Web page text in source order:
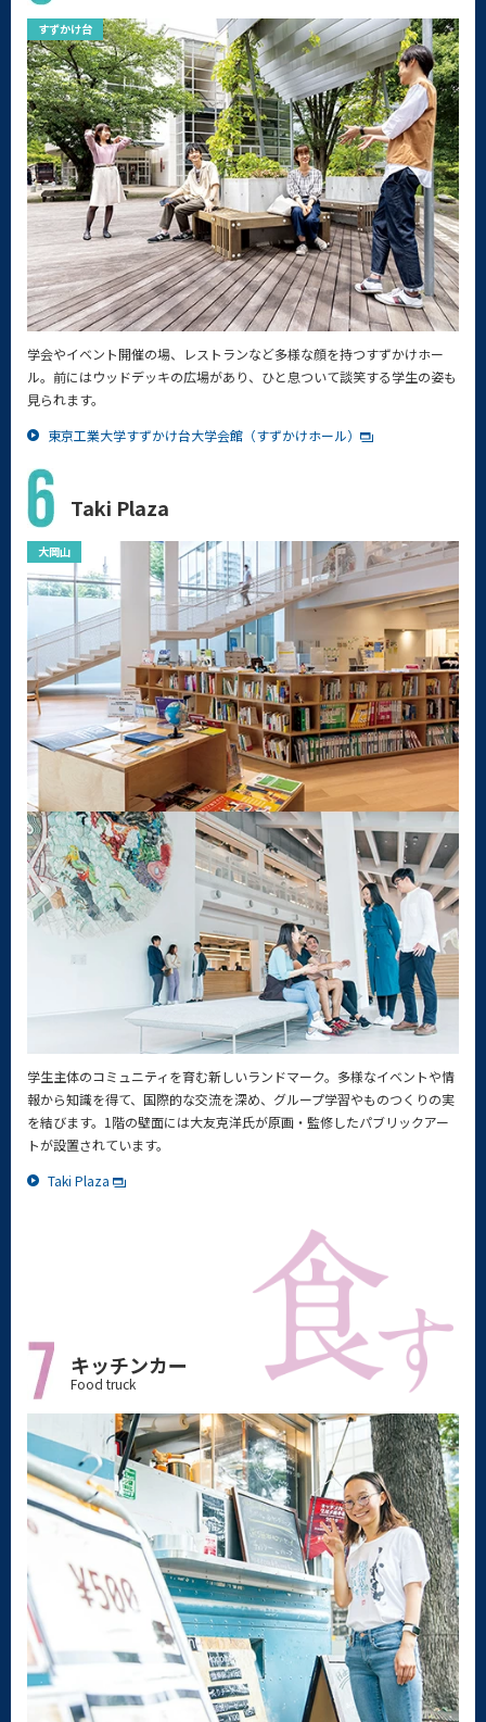
すずかけ台
学会やイベント開催の場、レストランなど多様な顔を持つすずかけホー
ル。前にはウッドデッキの広場があり、ひと息ついて談笑する学生の姿も
見られます。
東京工業大学すずかけ台大学会館（すずかけホール）
Taki Plaza
大岡山
学生主体のコミュニティを育む新しいランドマーク。多様なイベントや情
報から知識を得て、国際的な交流を深め、グループ学習やものつくりの実
を結びます。1階の壁面には大友克洋氏が原画・監修したパブリックアー
トが設置されています。
Taki Plaza
キッチンカー
Food truck